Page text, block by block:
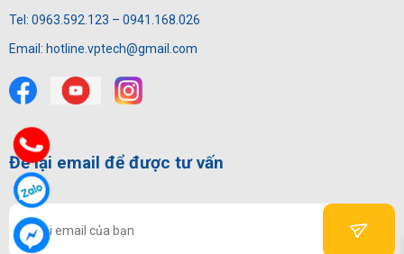
Tel: 0963.592.123 – 0941.168.026
Email: hotline.vptech@gmail.com
Để lại email để được tư vấn